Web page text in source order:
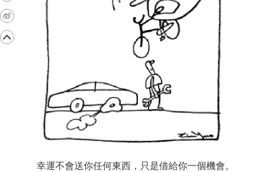
幸運不會送你任何東西，只是借給你一個機會。